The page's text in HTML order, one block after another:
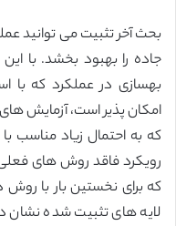
بحث آخر تثبیت می توانید
جاده را بهبود بخشد. با
بهسازی در عملکرد که با
امکان پذیر است، آزمایش
که به احتمال زیاد مناسب
رویکرد فاقد روش های
که برای نخستین بار با
لایه های تثبیت شده نشان